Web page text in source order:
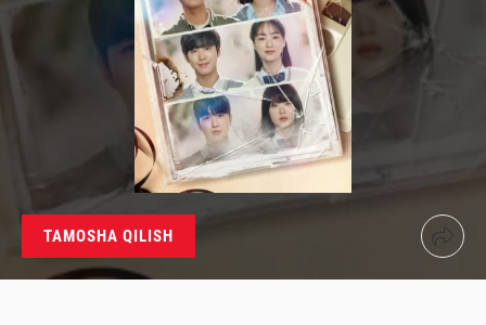
TAMOSHA QILISH